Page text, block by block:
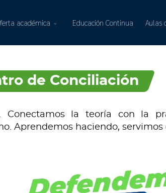
académica Educación Continua Aulas
de Conciliación
Conectamos la teoría con la
Aprendemos haciendo, servimos